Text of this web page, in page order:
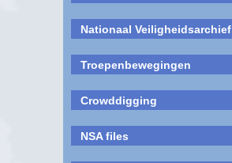
Nationaal Veiligheidsarchief
Troepenbewegingen
Crowddigging
NSA files